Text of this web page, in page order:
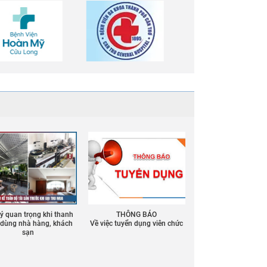
quan trọng khi thanh
dùng nhà hàng, khách
sạn
THÔNG BÁO
Về việc tuyển dụng viên chức